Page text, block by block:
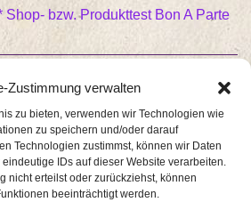
Zustimmung verwalten
zu bieten, verwenden wir Technologien wie
zu speichern und/oder darauf
Technologien zustimmst, können wir Daten
IDs auf dieser Website verarbeiten.
nicht erteilst oder zurückziehst, können
beeinträchtigt werden.
Shop- bzw. Produkttest Bon A Parte
ich meiner Schwester zu
sie ist so vergesslich. LG Romy